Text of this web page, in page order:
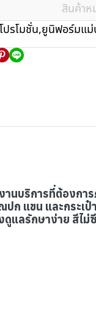
สินค้าห
ปรโมชั่น,ยูนิฟอร์มแม่
านบริการที่ต้อง
ก แขน และกระเป๋
แลรักษาง่าย สีไ